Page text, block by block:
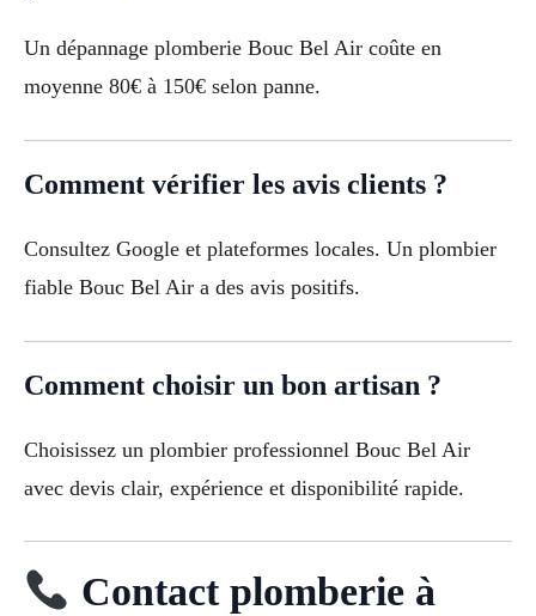
Un dépannage plomberie Bouc Bel Air coûte en
moyenne 80€ à 150€ selon panne.
Comment vérifier les avis clients ?
Consultez Google et plateformes locales. Un plombier
fiable Bouc Bel Air a des avis positifs.
Comment choisir un bon artisan ?
Choisissez un plombier professionnel Bouc Bel Air
avec devis clair, expérience et disponibilité rapide.
Contact plomberie à